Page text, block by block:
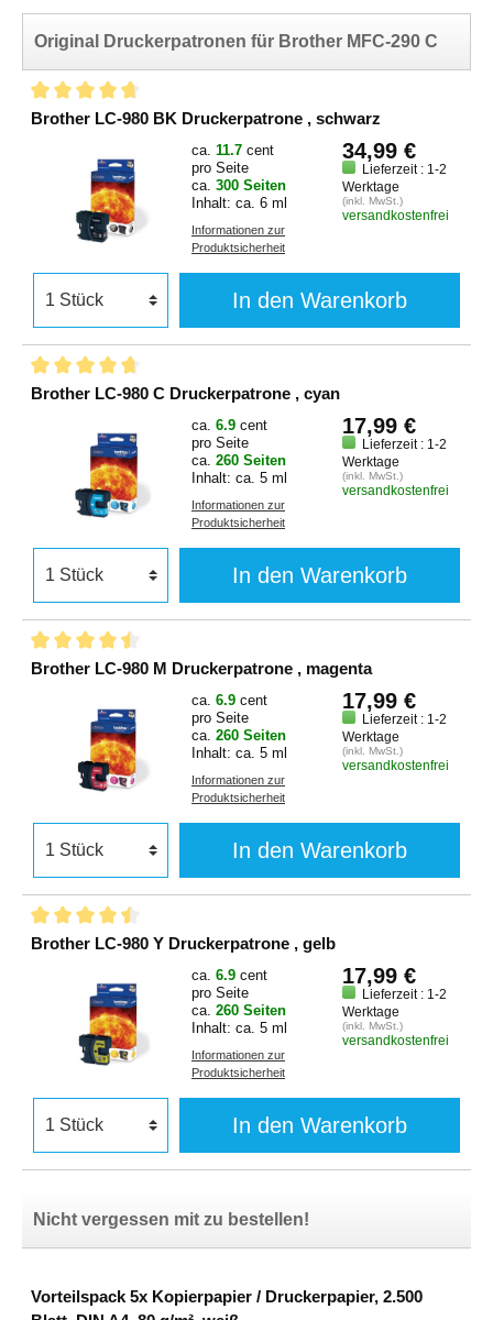
Original Druckerpatronen für Brother MFC-290 C
Brother LC-980 BK Druckerpatrone , schwarz
ca. 11.7 cent
pro Seite
ca. 300 Seiten
Inhalt: ca. 6 ml
Informationen zur
Produktsicherheit
34,99 €
Lieferzeit : 1-2
Werktage
(inkl. MwSt.)
versandkostenfrei
In den Warenkorb
Brother LC-980 C Druckerpatrone , cyan
ca. 6.9 cent
pro Seite
ca. 260 Seiten
Inhalt: ca. 5 ml
Informationen zur
Produktsicherheit
17,99 €
Lieferzeit : 1-2
Werktage
(inkl. MwSt.)
versandkostenfrei
In den Warenkorb
Brother LC-980 M Druckerpatrone , magenta
ca. 6.9 cent
pro Seite
ca. 260 Seiten
Inhalt: ca. 5 ml
Informationen zur
Produktsicherheit
17,99 €
Lieferzeit : 1-2
Werktage
(inkl. MwSt.)
versandkostenfrei
In den Warenkorb
Brother LC-980 Y Druckerpatrone , gelb
ca. 6.9 cent
pro Seite
ca. 260 Seiten
Inhalt: ca. 5 ml
Informationen zur
Produktsicherheit
17,99 €
Lieferzeit : 1-2
Werktage
(inkl. MwSt.)
versandkostenfrei
In den Warenkorb
Nicht vergessen mit zu bestellen!
Vorteilspack 5x Kopierpapier / Druckerpapier, 2.500